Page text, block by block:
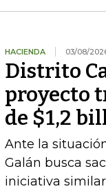
HACIENDA 03/08/
Distrito
proyecto
de $1,2
Ante la
Galán busca
iniciativa